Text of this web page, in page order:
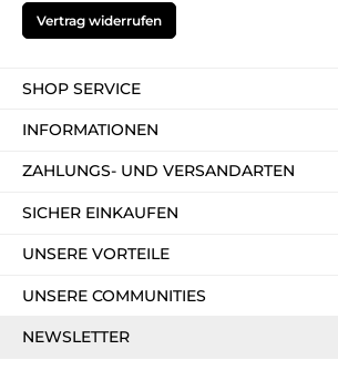
Vertrag widerrufen
SHOP SERVICE
INFORMATIONEN
ZAHLUNGS- UND VERSANDARTEN
SICHER EINKAUFEN
UNSERE VORTEILE
UNSERE COMMUNITIES
NEWSLETTER